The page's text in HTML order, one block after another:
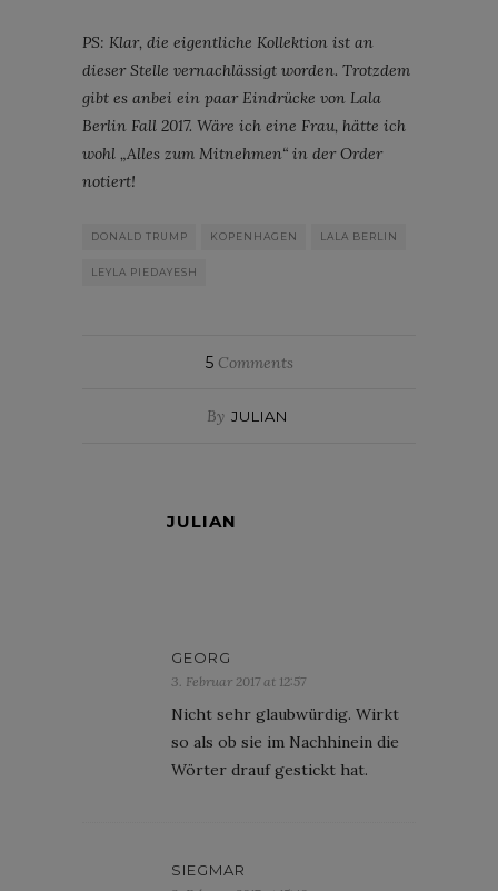
PS: Klar, die eigentliche Kollektion ist an
dieser Stelle vernachlässigt worden. Trotzdem
gibt es anbei ein paar Eindrücke von Lala
Berlin Fall 2017. Wäre ich eine Frau, hätte ich
wohl „Alles zum Mitnehmen“ in der Order
notiert!
DONALD TRUMP KOPENHAGEN LALA BERLIN
LEYLA PIEDAYESH
5Comments
By JULIAN
JULIAN
GEORG
3. Februar 2017 at 12:57
Nicht sehr glaubwürdig. Wirkt
so als ob sie im Nachhinein die
Wörter drauf gestickt hat.
SIEGMAR